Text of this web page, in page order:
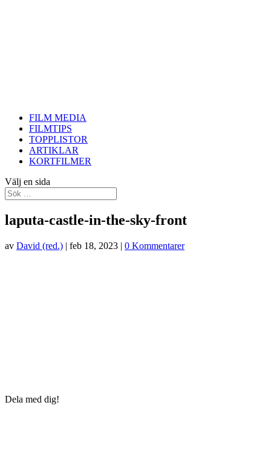
FILM MEDIA
FILMTIPS
TOPPLISTOR
ARTIKLAR
KORTFILMER
Välj en sida
laputa-castle-in-the-sky-front
av David (red.) | feb 18, 2023 | 0 Kommentarer
Dela med dig!